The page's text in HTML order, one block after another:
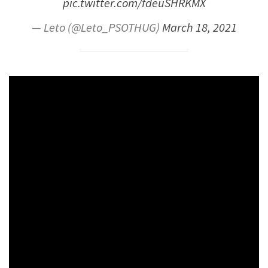
— Leto (@Leto_PSOTHUG)March 18, 2021